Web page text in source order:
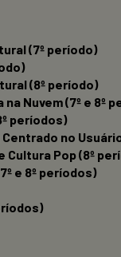
(7º período)
(8º período)
Nuvem (7º e 8º
períodos)
no
Pop (8º
e 8º períodos)